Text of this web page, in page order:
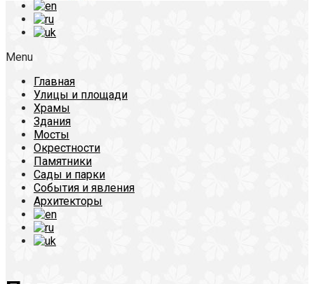
Menu
Главная
Улицы и площади
Храмы
Здания
Мосты
Окрестности
Памятники
Сады и парки
События и явления
Архитекторы